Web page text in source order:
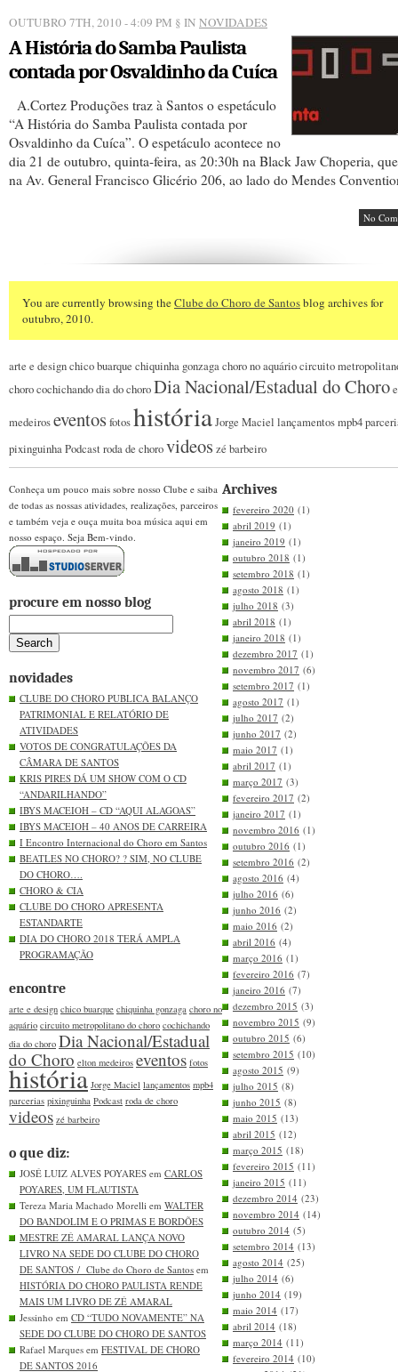
OUTUBRO 7TH, 2010 - 4:09 PM § IN NOVIDADES
A História do Samba Paulista
contada por Osvaldinho da Cuíca
A.Cortez Produções traz à Santos o espetáculo
“A História do Samba Paulista contada por
Osvaldinho da Cuíca”. O espetáculo acontece no
dia 21 de outubro, quinta-feira, as 20:30h na Black Jaw Choperia,
na Av. General Francisco Glicério 206, ao lado do Mendes
No
You are currently browsing theClube do Choro de Santosblog archives for
outubro, 2010.
arte e designchico buarque chiquinha gonzagachoro no aquáriocircuito
chorocochichandodia do choroDia Nacional/Estadual do Choro
medeiroseventos fotoshistóriaJorge Maciel lançamentosmpb4
pixinguinhaPodcastroda de chorovideos zé barbeiro
Conheça um pouco mais sobre nosso Clube e saiba
de todas as nossas atividades, realizações, parceiros
e também veja e ouça muita boa música aqui em
nosso espaço. Seja Bem-vindo.
procure em nosso blog
novidades
CLUBE DO CHORO PUBLICA BALANÇO
PATRIMONIAL E RELATÓRIO DE
ATIVIDADES
VOTOS DE CONGRATULAÇÕES DA
CÂMARA DE SANTOS
KRIS PIRES DÁ UM SHOW COM O CD
“ANDARILHANDO”
IBYS MACEIOH – CD “AQUI ALAGOAS”
IBYS MACEIOH – 40 ANOS DE CARREIRA
I Encontro Internacional do Choro em Santos
BEATLES NO CHORO? ? SIM, NO CLUBE
DO CHORO….
CHORO & CIA
CLUBE DO CHORO APRESENTA
ESTANDARTE
DIA DO CHORO 2018 TERÁ AMPLA
PROGRAMAÇÃO
encontre
arte e design chico buarque chiquinha gonzaga choro no
aquário circuito metropolitano do choro cochichando
dia do choro Dia Nacional/Estadual
do Choro elton medeiros eventos fotos
história Jorge Maciel lançamentos mpb4
parcerias pixinguinha Podcast roda de choro
videos zé barbeiro
o que diz:
JOSÉ LUIZ ALVES POYARES em CARLOS
POYARES, UM FLAUTISTA
Tereza Maria Machado Morelli em WALTER
DO BANDOLIM E O PRIMAS E BORDÕES
MESTRE ZÉ AMARAL LANÇA NOVO
LIVRO NA SEDE DO CLUBE DO CHORO
DE SANTOS / Clube do Choro de Santos em
HISTÓRIA DO CHORO PAULISTA RENDE
MAIS UM LIVRO DE ZÉ AMARAL
Jessinho em CD “TUDO NOVAMENTE” NA
SEDE DO CLUBE DO CHORO DE SANTOS
Rafael Marques em FESTIVAL DE CHORO
DE SANTOS 2016
Archives
fevereiro 2020 (1)
abril 2019 (1)
janeiro 2019 (1)
outubro 2018 (1)
setembro 2018 (1)
agosto 2018 (1)
julho 2018 (3)
abril 2018 (1)
janeiro 2018 (1)
dezembro 2017 (1)
novembro 2017 (6)
setembro 2017 (1)
agosto 2017 (1)
julho 2017 (2)
junho 2017 (2)
maio 2017 (1)
abril 2017 (1)
março 2017 (3)
fevereiro 2017 (2)
janeiro 2017 (1)
novembro 2016 (1)
outubro 2016 (1)
setembro 2016 (2)
agosto 2016 (4)
julho 2016 (6)
junho 2016 (2)
maio 2016 (2)
abril 2016 (4)
março 2016 (1)
fevereiro 2016 (7)
janeiro 2016 (7)
dezembro 2015 (3)
novembro 2015 (9)
outubro 2015 (6)
setembro 2015 (10)
agosto 2015 (9)
julho 2015 (8)
junho 2015 (8)
maio 2015 (13)
abril 2015 (12)
março 2015 (18)
fevereiro 2015 (11)
janeiro 2015 (11)
dezembro 2014 (23)
novembro 2014 (14)
outubro 2014 (5)
setembro 2014 (13)
agosto 2014 (25)
julho 2014 (6)
junho 2014 (19)
maio 2014 (17)
abril 2014 (18)
março 2014 (11)
fevereiro 2014 (10)